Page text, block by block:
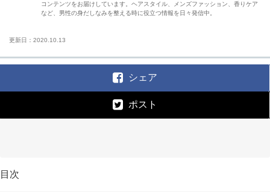
コンテンツをお届けしています。ヘアスタイル、メンズファッション、香りケア
など、男性の身だしなみを整える時に役立つ情報を日々発信中。
更新日：2020.10.13
シェア
ポスト
目次